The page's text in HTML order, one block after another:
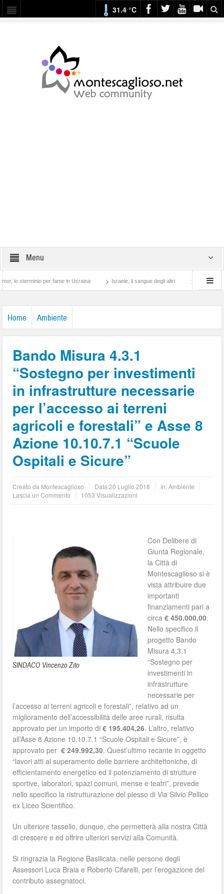
31.4 °C
Menu
per fame in Ucraina Israele, il sangue degli altri Lotta di classe…
Home Ambiente
Bando Misura 4.3.1
“Sostegno per investimenti
in infrastrutture necessarie
per l’accesso ai terreni
agricoli e forestali” e Asse 8
Azione 10.10.7.1 “Scuole
Ospitali e Sicure”
Creato da Montescaglioso Data:20 Luglio 2018 in:Ambiente
Lascia un Commento
1053 Visualizzazioni
SINDACO Vincenzo Zito
Con Delibere di
Giunta Regionale,
la Città di
Montescaglioso si è
vista attribuire due
importanti
finanziamenti pari a
circa€ 450.000,00.
Nello specifico il
progetto Bando
Misura 4.3.1
“Sostegno per
investimenti in
infrastrutture
necessarie per
l’accesso ai terreni agricoli e forestali”, relativo ad un
miglioramento dell’accessibilità delle aree rurali, risulta
approvato per un importo di€ 195.404,26. L’altro, relativo
all’Asse 8 Azione 10.10.7.1 “Scuole Ospitali e Sicure”, è
approvato per€ 249.992,30. Quest’ultimo recante in oggetto
“lavori atti al superamento delle barriere architettoniche, di
efficientamento energetico ed il potenziamento di strutture
sportive, laboratori, spazi comuni, mense e teatri”, prevede
nello specifico la ristrutturazione del plesso di Via Silvio Pellico
ex Liceo Scientifico.
Un ulteriore tassello, dunque, che permetterà alla nostra Città
di crescere e ed offrire ulteriori servizi alla Comunità.
Si ringrazia la Regione Basilicata, nelle persone degli
Assessori Luca Braia e Roberto Cifarelli, per l’erogazione del
contributo assegnatoci.